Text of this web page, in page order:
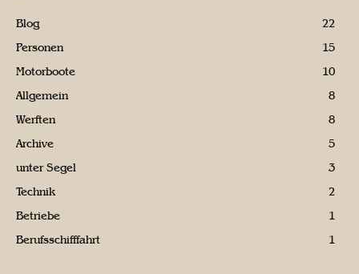
Blog
22
Personen
15
Motorboote
10
Allgemein
8
Werften
8
Archive
5
unter Segel
3
Technik
2
Betriebe
1
Berufsschifffahrt
1